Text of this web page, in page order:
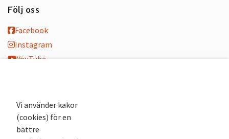
Följ oss
Facebook
Instagram
YouTube
Nyhetsbrev
Andra webbplatser
Vi använder kakor
(cookies) för en
bättre